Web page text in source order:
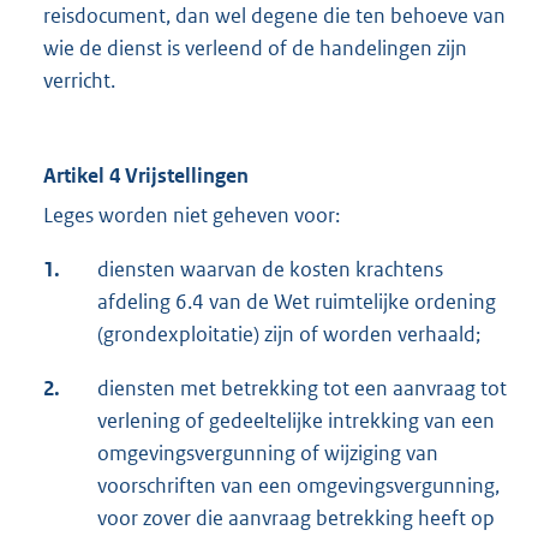
reisdocument, dan wel degene die ten behoeve van
wie de dienst is verleend of de handelingen zijn
verricht.
Artikel 4 Vrijstellingen
Leges worden niet geheven voor:
1.
diensten waarvan de kosten krachtens
afdeling 6.4 van de Wet ruimtelijke ordening
(grondexploitatie) zijn of worden verhaald;
2.
diensten met betrekking tot een aanvraag tot
verlening of gedeeltelijke intrekking van een
omgevingsvergunning of wijziging van
voorschriften van een omgevingsvergunning,
voor zover die aanvraag betrekking heeft op